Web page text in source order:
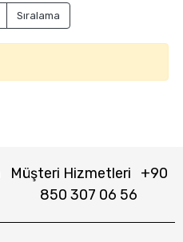
Sıralama
Müşteri Hizmetleri
+90
850 307 06 56